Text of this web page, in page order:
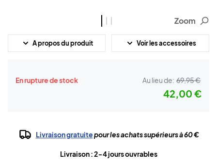
Zoom
A propos du produit Voir les accessoires
En rupture de stock Au lieu de: 69,95 €
42,00 €
Livraison gratuitepour les achats supérieurs à 60 €
Livraison : 2-4 jours ouvrables